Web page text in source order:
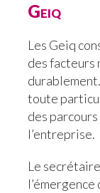
Geiq
Les Geiq
des facteurs
toute
des
l’entreprise.
Le